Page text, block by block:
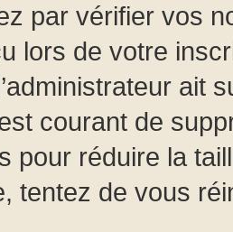
par vérifier vos
lors de votre
ait
courant de
pour réduire la
tentez de vous